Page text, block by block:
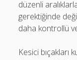
düzenli
gerektiğinde
daha kontrollü
Kesici bıçakları